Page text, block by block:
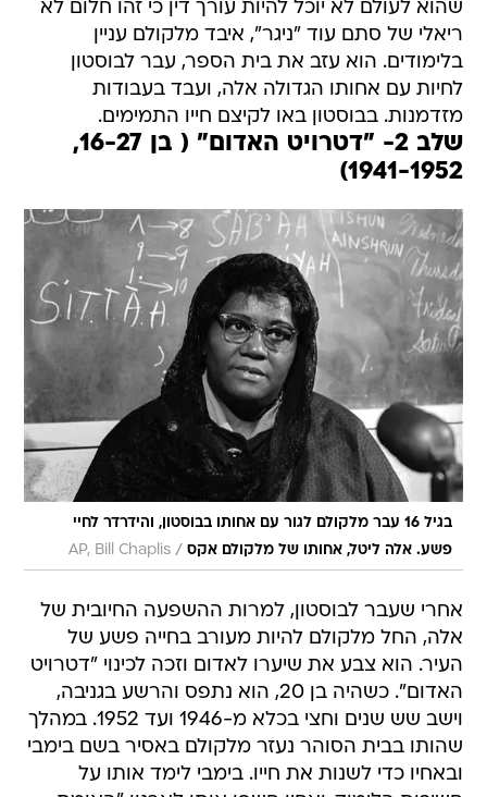
שהוא לעולם לא יוכל להיות עורך דין כי זהו חלום לא
ריאלי של סתם עוד "ניגר", איבד מלקולם עניין
בלימודים. הוא עזב את בית הספר, עבר לבוסטון
לחיות עם אחותו הגדולה אלה, ועבד בעבודות
מזדמנות. בבוסטון באו לקיצם חייו התמימים.
שלב 2- "דטרויט האדום" ( בן 16-27,
1941-1952)
בגיל 16 עבר מלקולם לגור עם אחותו בבוסטון, והידרדר לחיי
פשע. אלה ליטל, אחותו של מלקולם אקס /
AP, Bill Chaplis
אחרי שעבר לבוסטון, למרות ההשפעה החיובית של
אלה, החל מלקולם להיות מעורב בחייה פשע של
העיר. הוא צבע את שיערו לאדום וזכה לכינוי "דטרויט
האדום". כשהיה בן 20, הוא נתפס והרשע בגניבה,
וישב שש שנים וחצי בכלא מ-1946 ועד 1952. במהלך
שהותו בבית הסוהר נעזר מלקולם באסיר בשם בימבי
ובאחיו כדי לשנות את חייו. בימבי לימד אותו על